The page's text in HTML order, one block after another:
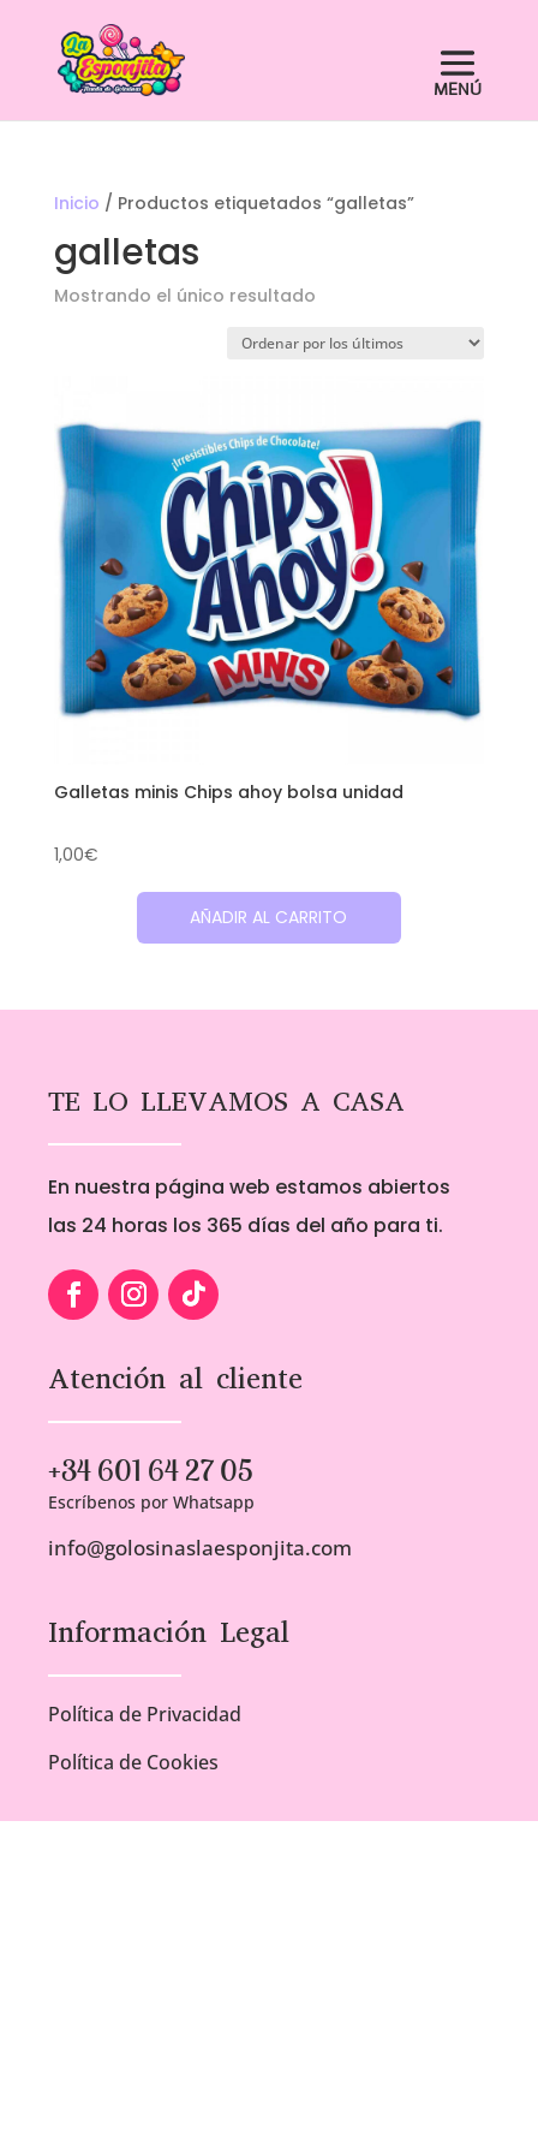
Inicio / Productos etiquetados “galletas”
galletas
Mostrando el único resultado
Galletas minis Chips ahoy bolsa unidad
1,00€
AÑADIR AL CARRITO
TE LO LLEVAMOS A CASA
En nuestra página web estamos abiertos
las 24 horas los 365 días del año para ti.
Atención al cliente
+34 601 64 27 05
Escríbenos por Whatsapp
info@golosinaslaesponjita.com
Información Legal
Política de Privacidad
Política de Cookies